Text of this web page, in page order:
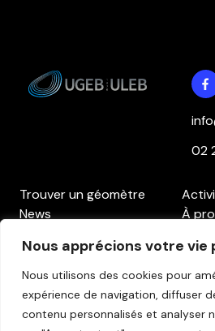
Nous apprécions votre vie
Nous utilisons des cookies pour
expérience de navigation, diffuser
contenu personnalisés et analyser
Trouver un géomètre
News
À
Politique de confidentialité
Clause de non-
responsabilité
02